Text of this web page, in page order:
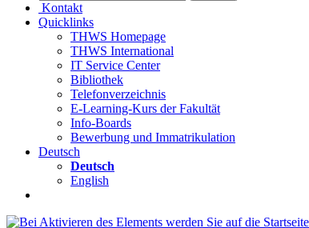
Kontakt
Quicklinks
THWS Homepage
THWS International
IT Service Center
Bibliothek
Telefonverzeichnis
E-Learning-Kurs der Fakultät
Info-Boards
Bewerbung und Immatrikulation
Deutsch
Deutsch
English